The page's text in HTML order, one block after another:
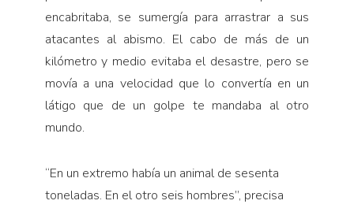
encabritaba, se sumergía para arrastrar a sus
atacantes al abismo. El cabo de más de un
kilómetro y medio evitaba el desastre, pero se
movía a una velocidad que lo convertía en un
látigo que de un golpe te mandaba al otro
mundo.
“En un extremo había un animal de sesenta
toneladas. En el otro seis hombres”, precisa